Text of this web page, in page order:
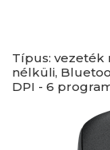
Típus: vezeték
nélküli,
DPI - 6